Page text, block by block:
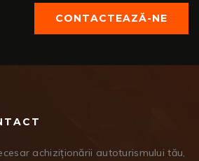
CONTACTEAZĂ-NE
achiziționării autoturismului tău,